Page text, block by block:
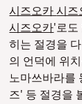
시즈오카시
시즈오카'로도
히는 절경을
의 언덕에 위
노마쓰바라를
즈' 등 절경을